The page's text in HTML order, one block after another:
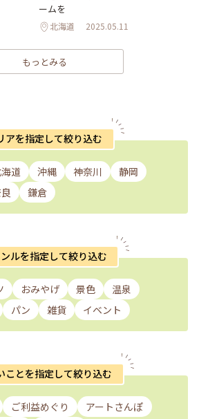
ームを
北海道 2025.05.11
もっとみる
アを指定して絞り込む
道 沖縄 神奈川
静岡
鎌倉
ルを指定して絞り込む
おみやげ 景色
温泉
パン 雑貨 イベント
ことを指定して絞り込む
ご利益めぐり
アートさんぽ